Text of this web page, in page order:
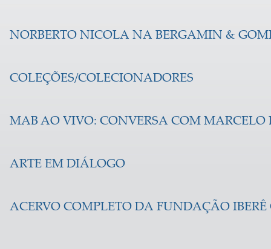
NORBERTO NICOLA NA BERGAMIN &
COLEÇÕES/COLECIONADORES
MAB AO VIVO: CONVERSA COM MARCELO
ARTE EM DIÁLOGO
ACERVO COMPLETO DA FUNDAÇÃO